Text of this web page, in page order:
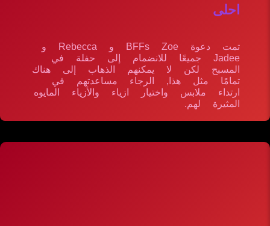
احلى
تمت دعوة BFFs Zoe و Rebecca و
Jadee جميعًا للانضمام إلى حفلة في
المسبح لكن لا يمكنهم الذهاب إلى هناك
تمامًا مثل هذا, الرجاء مساعدتهم في
ارتداء ملابس واختيار ازياء والأزياء المايوه
المثيرة لهم.